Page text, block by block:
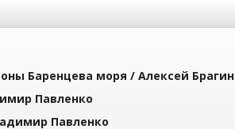
Баренцева моря / Алексей Брагин
Павленко
Павленко